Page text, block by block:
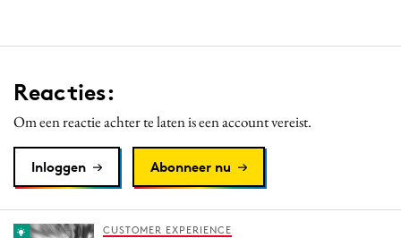
Reacties:
Om een reactie achter te laten is een account vereist.
Inloggen Abonneer nu
CUSTOMER EXPERIENCE